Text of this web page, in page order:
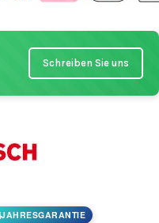
Schreiben Sie uns
JAHRESGARANTIE